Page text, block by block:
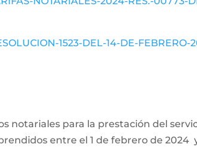
1523-DEL-14-DE-FEBRERO-
notariales para la prestación del
entre el 1 de febrero de 2024